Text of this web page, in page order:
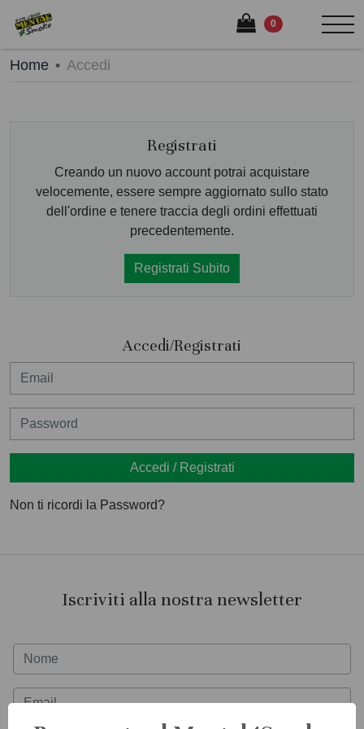
0
Home Accedi
Registrati
Creando un nuovo account potrai acquistare
velocemente, essere sempre aggiornato sullo stato
dell'ordine e tenere traccia degli ordini effettuati
precedentemente.
Registrati Subito
Accedi/Registrati
Non ti ricordi la Password?
Iscriviti alla nostra newsletter